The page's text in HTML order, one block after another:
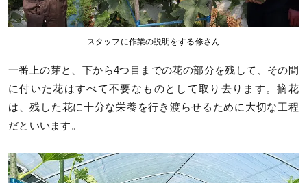
スタッフに作業の説明をする修さん
一番上の芽と、下から4つ目までの花の部分を残して、その間
に付いた花はすべて不要なものとして取り去ります。摘花
は、残した花に十分な栄養を行き渡らせるために大切な工程
だといいます。